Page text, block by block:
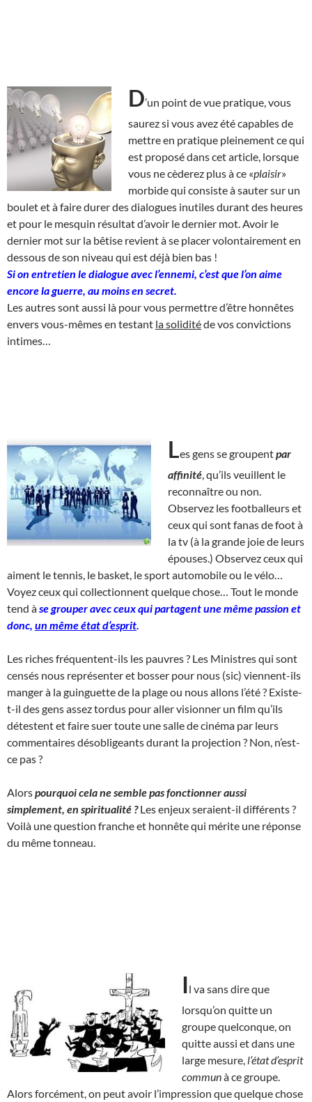
D’un point de vue pratique, vous
saurez si vous avez été capables de
mettre en pratique pleinement ce qui
est proposé dans cet article, lorsque
vous ne cèderez plus à ce «plaisir»
morbide qui consiste à sauter sur un
boulet et à faire durer des dialogues inutiles durant des heures
et pour le mesquin résultat d’avoir le dernier mot. Avoir le
dernier mot sur la bêtise revient à se placer volontairement en
dessous de son niveau qui est déjà bien bas !
Si on entretien le dialogue avec l’ennemi, c’est que l’on aime
encore la guerre, au moins en secret.
Les autres sont aussi là pour vous permettre d’être honnêtes
envers vous-mêmes en testant la soliditéde vos convictions
intimes…
Les gens se groupentpar
affinité , qu’ils veuillent le
reconnaître ou non.
Observez les footballeurs et
ceux qui sont fanas de foot à
la tv (à la grande joie de leurs
épouses.) Observez ceux qui
aiment le tennis, le basket, le sport automobile ou le vélo…
Voyez ceux qui collectionnent quelque chose… Tout le monde
tend àse grouper avec ceux qui partagent une même passion et
donc, un même état d’esprit.
Les riches fréquentent-ils les pauvres ? Les Ministres qui sont
censés nous représenter et bosser pour nous (sic) viennent-ils
manger à la guinguette de la plage ou nous allons l’été ? Existe-
t-il des gens assez tordus pour aller visionner un film qu’ils
détestent et faire suer toute une salle de cinéma par leurs
commentaires désobligeants durant la projection ? Non, n’est-
ce pas ?
Alorspourquoi cela ne semble pas fonctionner aussi
simplement, en spiritualité ?Les enjeux seraient-il différents ?
Voilà une question franche et honnête qui mérite une réponse
du même tonneau.
Il va sans dire que
lorsqu’on quitte un
groupe quelconque, on
quitte aussi et dans une
large mesure, l’état d’esprit
communà ce groupe.
Alors forcément, on peut avoir l’impression que quelque chose